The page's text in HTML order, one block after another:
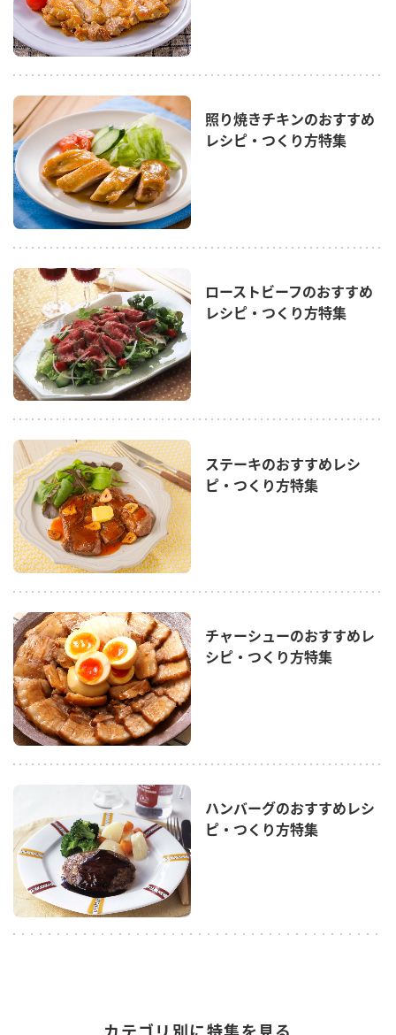
業務用サイト ミツカングループについて 製造所固有記号一覧
照り焼きチキンのおすすめ
レシピ・つくり方特集
ローストビーフのおすすめ
レシピ・つくり方特集
ステーキのおすすめレシ
ピ・つくり方特集
チャーシューのおすすめレ
シピ・つくり方特集
ハンバーグのおすすめレシ
ピ・つくり方特集